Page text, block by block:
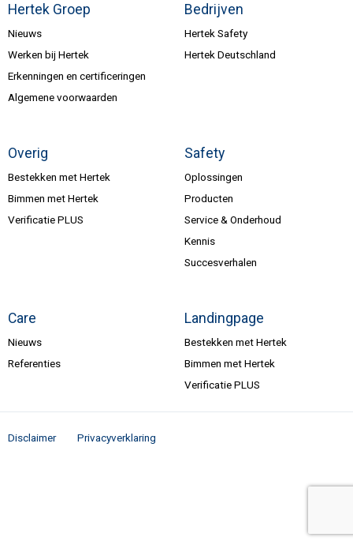
Hertek Groep
Nieuws
Werken bij Hertek
Erkenningen en certificeringen
Algemene voorwaarden
Bedrijven
Hertek Safety
Hertek Deutschland
Overig
Bestekken met Hertek
Bimmen met Hertek
Verificatie PLUS
Safety
Oplossingen
Producten
Service & Onderhoud
Kennis
Succesverhalen
Care
Nieuws
Referenties
Landingpage
Bestekken met Hertek
Bimmen met Hertek
Verificatie PLUS
Disclaimer Privacyverklaring